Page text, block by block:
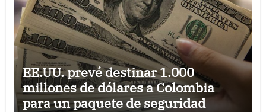
EE.UU. prevé destinar 1.000
millones de dólares a Colombia
para un paquete de seguridad